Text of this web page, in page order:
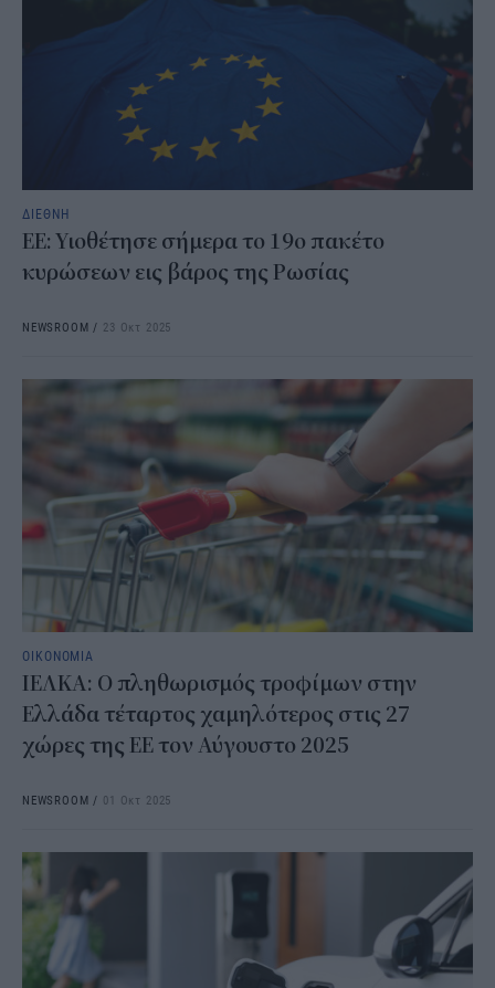
ΔΙΕΘΝΗ
ΕΕ: Υιοθέτησε σήμερα το 19ο πακέτο
κυρώσεων εις βάρος της Ρωσίας
NEWSROOM / 23 Οκτ 2025
ΟΙΚΟΝΟΜΙΑ
ΙΕΛΚΑ: Ο πληθωρισμός τροφίμων στην
Ελλάδα τέταρτος χαμηλότερος στις 27
χώρες της ΕΕ τον Αύγουστο 2025
NEWSROOM / 01 Οκτ 2025